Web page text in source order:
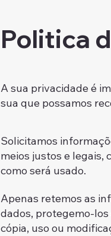
Politica
A sua privacidade é
sua que possamos
Solicitamos
meios justos e legais,
como será usado.
Apenas retemos as
dados, protegemo-
cópia, uso ou